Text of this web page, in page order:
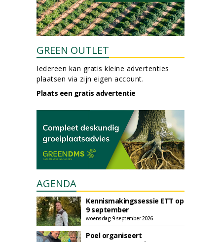
GREEN OUTLET
Iedereen kan gratis kleine advertenties
plaatsen via zijn eigen account.
Plaats een gratis advertentie
AGENDA
Kennismakingssessie ETT op
9 september
woensdag 9 september 2026
Poel organiseert